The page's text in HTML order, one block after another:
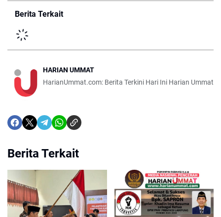
Berita Terkait
HARIAN UMMAT
HarianUmmat.com: Berita Terkini Hari Ini Harian Ummat
Berita Terkait